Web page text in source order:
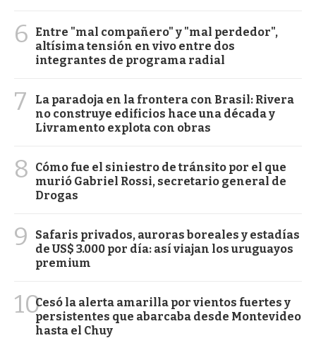
6
Entre "mal compañero" y "mal perdedor",
altísima tensión en vivo entre dos
integrantes de programa radial
7
La paradoja en la frontera con Brasil: Rivera
no construye edificios hace una década y
Livramento explota con obras
8
Cómo fue el siniestro de tránsito por el que
murió Gabriel Rossi, secretario general de
Drogas
9
Safaris privados, auroras boreales y estadías
de US$ 3.000 por día: así viajan los uruguayos
premium
10Cesó la alerta amarilla por vientos fuertes y
persistentes que abarcaba desde Montevideo
hasta el Chuy